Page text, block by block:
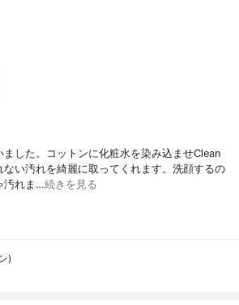
した。コットンに化粧水を染み込ませClean
ない汚れを綺麗に取ってくれます。洗顔するの
汚れま…続きを見る
)